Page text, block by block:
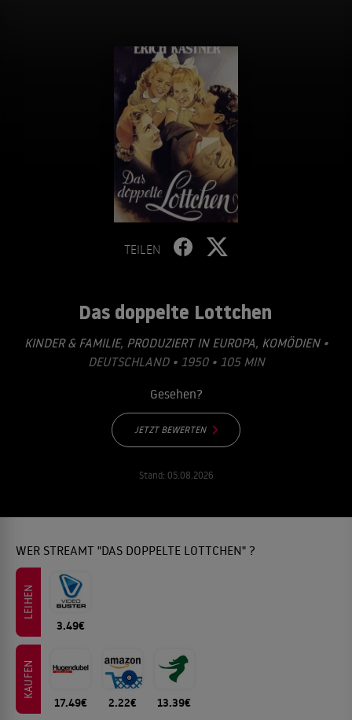
TEILEN
Das doppelte Lottchen
KINDER & FAMILIE, PRODUZIERT IN EUROPA, KOMÖDIEN•
DEUTSCHLAND • 1950 • 105 MIN
Gesehen?
JETZT BEWERTEN
Stand: 05.08.2026
WER STREAMT "DAS DOPPELTE LOTTCHEN" ?
LEIHEN
3.49€
KAUFEN
17.49€ 2.22€ 13.39€